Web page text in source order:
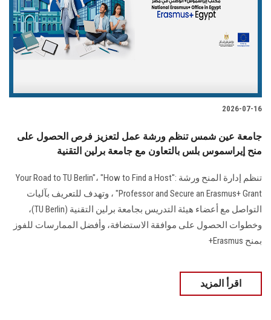
2026-07-16
جامعة عين شمس تنظم ورشة عمل لتعزيز فرص الحصول على
منح إيراسموس بلس بالتعاون مع جامعة برلين التقنية
تنظم إدارة المنح ورشة :"Your Road to TU Berlin"، "How to Find a Host
Professor and Secure an Erasmus+ Grant" ، وتهدف للتعريف بآليات
التواصل مع أعضاء هيئة التدريس بجامعة برلين التقنية (TU Berlin)،
وخطوات الحصول على موافقة الاستضافة، وأفضل الممارسات للفوز
بمنح Erasmus+
اقرأ المزيد